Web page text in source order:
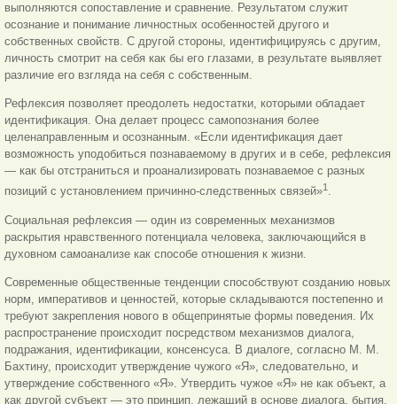
выполняются сопоставление и сравнение. Результатом служит
осознание и понимание личностных особенностей другого и
собственных свойств. С другой стороны, идентифицируясь с другим,
личность смотрит на себя как бы его глазами, в результате выявляет
различие его взгляда на себя с собственным.
Рефлексия позволяет преодолеть недостатки, которыми обладает
идентификация. Она делает процесс самопознания более
целенаправленным и осознанным. «Если идентификация дает
возможность уподобиться познаваемому в других и в себе, рефлексия
— как бы отстраниться и проанализировать познаваемое с разных
позиций с установлением причинно-следственных связей»1 .
Социальная рефлексия — один из современных механизмов
раскрытия нравственного потенциала человека, заключающийся в
духовном самоанализе как способе отношения к жизни.
Современные общественные тенденции способствуют созданию новых
норм, императивов и ценностей, которые складываются постепенно и
требуют закрепления нового в общепринятые формы поведения. Их
распространение происходит посредством механизмов диалога,
подражания, идентификации, консенсуса. В диалоге, согласно М. М.
Бахтину, происходит утверждение чужого «Я», следовательно, и
утверждение собственного «Я». Утвердить чужое «Я» не как объект, а
как другой субъект — это принцип, лежащий в основе диалога, бытия,